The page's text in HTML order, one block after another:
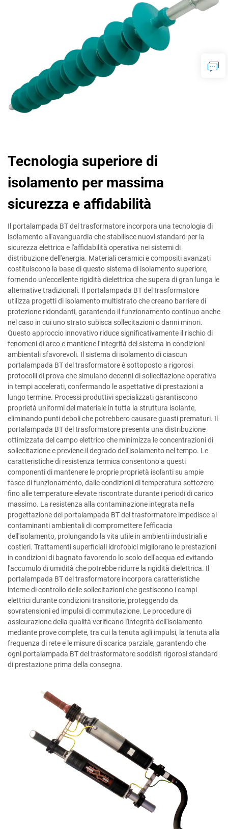
Tecnologia superiore di
isolamento per massima
sicurezza e affidabilità
Il portalampada BT del trasformatore incorpora una tecnologia di
isolamento all'avanguardia che stabilisce nuovi standard per la
sicurezza elettrica e l'affidabilità operativa nei sistemi di
distribuzione dell'energia. Materiali ceramici e compositi avanzati
costituiscono la base di questo sistema di isolamento superiore,
fornendo un'eccellente rigidità dielettrica che supera di gran lunga le
alternative tradizionali. Il portalampada BT del trasformatore
utilizza progetti di isolamento multistrato che creano barriere di
protezione ridondanti, garantendo il funzionamento continuo anche
nel caso in cui uno strato subisca sollecitazioni o danni minori.
Questo approccio innovativo riduce significativamente il rischio di
fenomeni di arco e mantiene l'integrità del sistema in condizioni
ambientali sfavorevoli. Il sistema di isolamento di ciascun
portalampada BT del trasformatore è sottoposto a rigorosi
protocolli di prova che simulano decenni di sollecitazione operativa
in tempi accelerati, confermando le aspettative di prestazioni a
lungo termine. Processi produttivi specializzati garantiscono
proprietà uniformi del materiale in tutta la struttura isolante,
eliminando punti deboli che potrebbero causare guasti prematuri. Il
portalampada BT del trasformatore presenta una distribuzione
ottimizzata del campo elettrico che minimizza le concentrazioni di
sollecitazione e previene il degrado dell'isolamento nel tempo. Le
caratteristiche di resistenza termica consentono a questi
componenti di mantenere le proprie proprietà isolanti su ampie
fasce di funzionamento, dalle condizioni di temperatura sottozero
fino alle temperature elevate riscontrate durante i periodi di carico
massimo. La resistenza alla contaminazione integrata nella
progettazione del portalampada BT del trasformatore impedisce ai
contaminanti ambientali di compromettere l'efficacia
dell'isolamento, prolungando la vita utile in ambienti industriali e
costieri. Trattamenti superficiali idrofobici migliorano le prestazioni
in condizioni di bagnato favorendo lo scolo dell'acqua ed evitando
l'accumulo di umidità che potrebbe ridurre la rigidità dielettrica. Il
portalampada BT del trasformatore incorpora caratteristiche
interne di controllo delle sollecitazioni che gestiscono i campi
elettrici durante condizioni transitorie, proteggendo da
sovratensioni ed impulsi di commutazione. Le procedure di
assicurazione della qualità verificano l'integrità dell'isolamento
mediante prove complete, tra cui la tenuta agli impulsi, la tenuta alla
frequenza di rete e le misure di scarica parziale, garantendo che
ogni portalampada BT del trasformatore soddisfi rigorosi standard
di prestazione prima della consegna.